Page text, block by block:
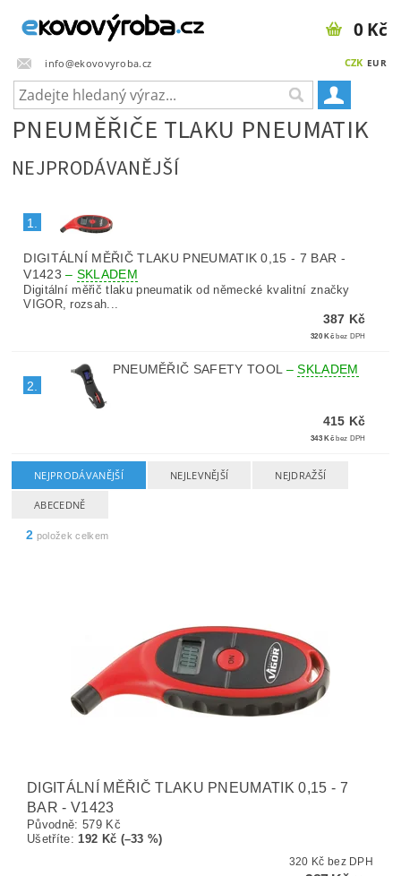
info@ekovovyroba.cz CZK EUR
0 Kč
PNEUMĚŘIČE TLAKU PNEUMATIK
NEJPRODÁVANĚJŠÍ
1.
DIGITÁLNÍ MĚŘIČ TLAKU PNEUMATIK 0,15 - 7 BAR -
V1423– SKLADEM
Digitální měřič tlaku pneumatik od německé kvalitní značky
VIGOR, rozsah...
387 Kč
320 Kč bez DPH
2.
PNEUMĚŘIČ SAFETY TOOL –SKLADEM
415 Kč
343 Kč bez DPH
NEJPRODÁVANĚJŠÍ NEJLEVNĚJŠÍ NEJDRAŽŠÍ
ABECEDNĚ
2 položek celkem
DIGITÁLNÍ MĚŘIČ TLAKU PNEUMATIK 0,15 - 7
BAR - V1423
Původně: 579 Kč
Ušetříte:192 Kč (–33 %)
320 Kč bez DPH